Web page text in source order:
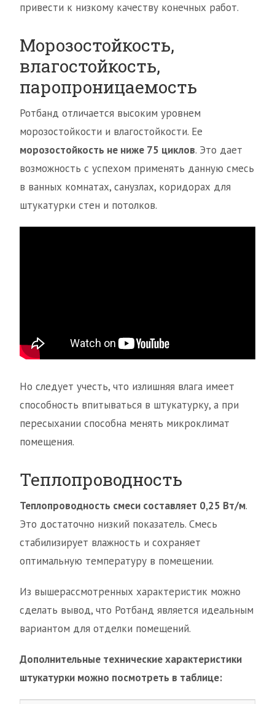
привести к низкому качеству конечных работ.
Морозостойкость,
влагостойкость,
паропроницаемость
Ротбанд отличается высоким уровнем
морозостойкости и влагостойкости. Ее
морозостойкость не ниже 75 циклов. Это дает
возможность с успехом применять данную смесь
в ванных комнатах, санузлах, коридорах для
штукатурки стен и потолков.
Но следует учесть, что излишняя влага имеет
способность впитываться в штукатурку, а при
пересыхании способна менять микроклимат
помещения.
Теплопроводность
Теплопроводность смеси составляет 0,25 Вт/м.
Это достаточно низкий показатель. Смесь
стабилизирует влажность и сохраняет
оптимальную температуру в помещении.
Из вышерассмотренных характеристик можно
сделать вывод, что Ротбанд является идеальным
вариантом для отделки помещений.
Дополнительные технические характеристики
штукатурки можно посмотреть в таблице: